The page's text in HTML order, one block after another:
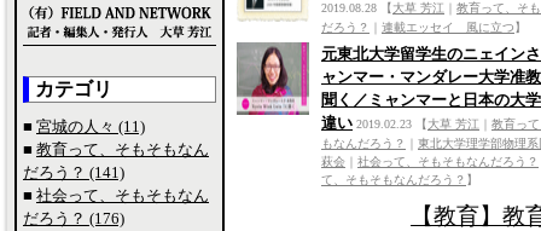
2019.08.28 【大草 芳江
教育って、そ
だろう？
連載エッセイ 風に立つ】
元東北大学留学生のニェイン
ャンマー・マンダレー大学准
聞く／ミャンマーと日本の大
違い 2019.02.23 【大草 芳江
教育っ
もなんだろう？
東北大学理学部物理
萩会
社会って、そもそもなんだろう？
て、そもそもなんだろう？ 】
【教育】
カテゴリ
■ 宮城の人々 (11)
■ 教育って、そもそもなん
だろう？ (141)
■ 社会って、そもそもなん
だろう？ (176)